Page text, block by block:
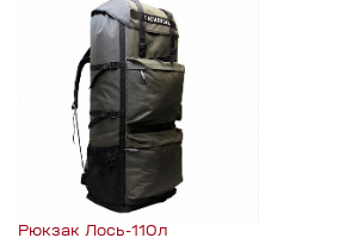
Рюкзак Лось-110л